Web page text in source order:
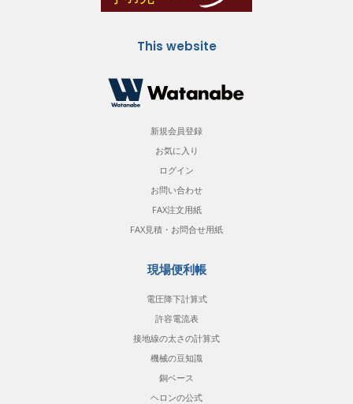
This website
新規会員登録
お気に入り
ログイン
お問い合わせ
FAX注文用紙
FAX見積・お問合せ用紙
現場便利帳
電圧降下計算式
許容電流表
接地線の太さの計算式
機械の豆知識
銅ベース
ヘロンの公式